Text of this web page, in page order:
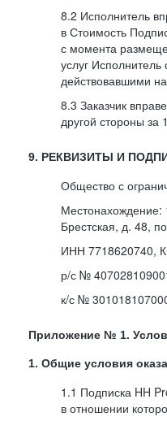
8.2 Исполнитель
в Стоимость
с момента
услуг Исполнитель
действовавшими
8.3 Заказчик
другой стороны
9. РЕКВИЗИТЫ И
Общество с
Местонахождение:
Брестская, д. 48,
ИНН 7718620740,
р/с №
к/с №
Приложение № 1.
1. Общие условия
1.1 Подписка HH
в отношении